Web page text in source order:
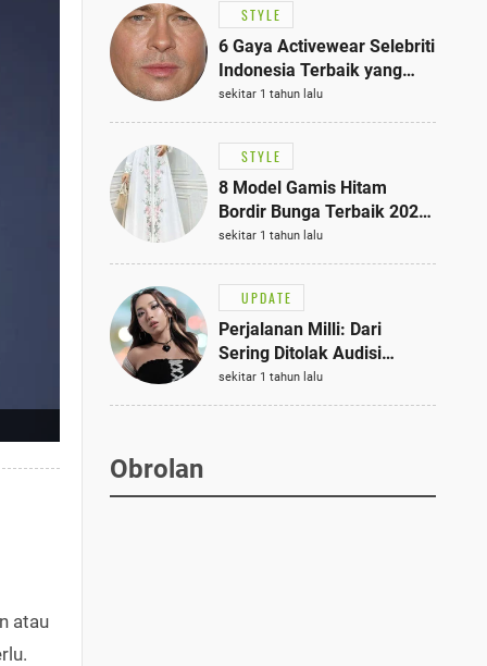
atau
STYLE
6 Gaya Activewear Selebriti
Indonesia Terbaik yang
Bisa Jadi Inspirasi
Fashionmu
sekitar 1 tahun lalu
STYLE
8 Model Gamis Hitam
Bordir Bunga Terbaik 2025,
Stylish untuk Hangout
hingga Acara Semi-Formal
sekitar 1 tahun lalu
UPDATE
Perjalanan Milli: Dari
Sering Ditolak Audisi
hingga Menjadi Rapper Top
10 Thailand
sekitar 1 tahun lalu
Obrolan